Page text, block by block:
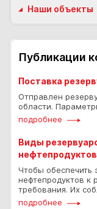
Наши объекты
Публикации
Поставка
Отправлен
области.
подробнее
Виды
нефтепродуктов
Чтобы обеспечить
нефтепродуктов к
требования. Их
подробнее